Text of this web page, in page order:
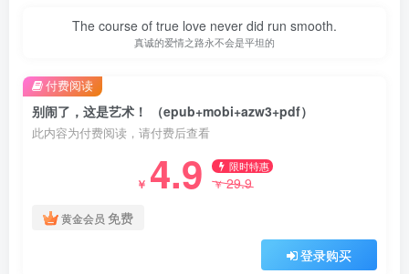
The course of true love never did run smooth.
真诚的爱情之路永不会是平坦的
别闹了，这是艺术！ （epub+mobi+azw3+pdf）
此内容为付费阅读，请付费后查看
￥ 4.9 限时特惠
￥29.9
黄金会员 免费
登录购买
付费阅读